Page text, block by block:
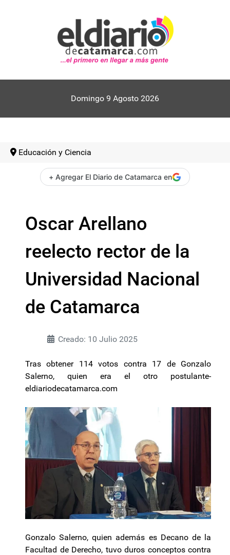
Domingo 9 Agosto 2026
Educación y Ciencia
+ Agregar El Diario de Catamarca en
Oscar Arellano
reelecto rector de la
Universidad Nacional
de Catamarca
Creado: 10 Julio 2025
Tras obtener 114 votos contra 17 de Gonzalo
Salerno, quien era el otro postulante-
eldiariodecatamarca.com
Gonzalo Salerno, quien además es Decano de la
Facultad de Derecho, tuvo duros conceptos contra